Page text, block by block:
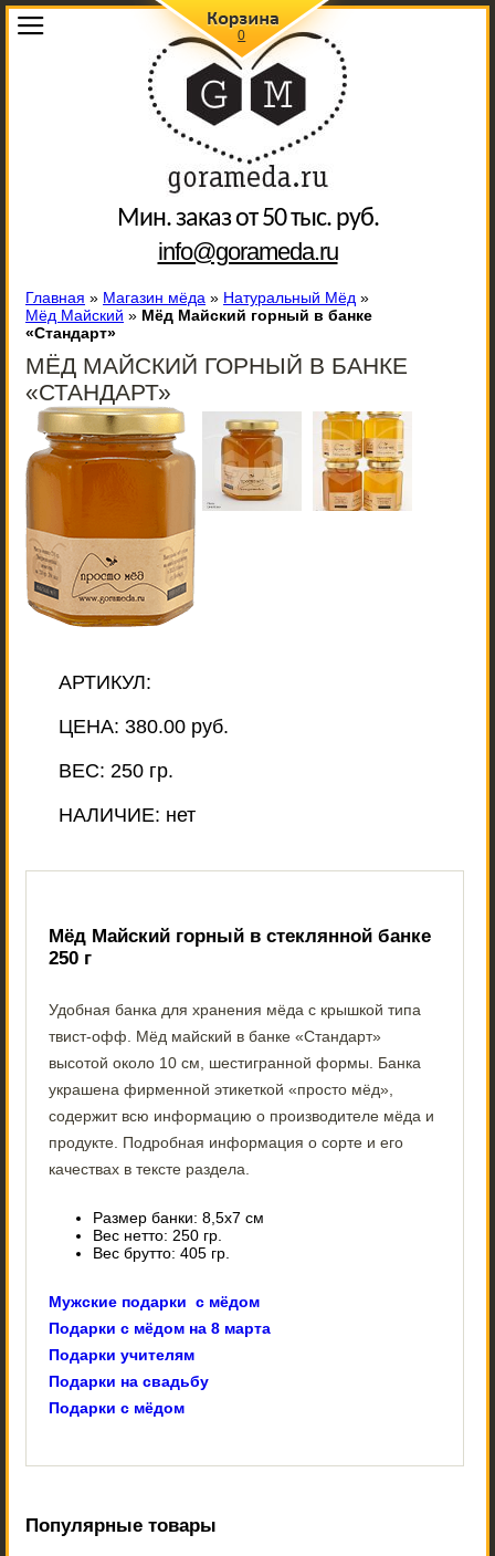
0
Мин. заказ от 50 тыс. руб.
info@gorameda.ru
Главная » Магазин мёда » Натуральный Мёд »
Мёд Майский » Мёд Майский горный в банке
«Стандарт»
МЁД МАЙСКИЙ ГОРНЫЙ В БАНКЕ
«СТАНДАРТ»
АРТИКУЛ:
ЦЕНА: 380.00 руб.
ВЕС: 250 гр.
НАЛИЧИЕ: нет
Мёд Майский горный в стеклянной банке
250 г
Удобная банка для хранения мёда с крышкой типа
твист-офф. Мёд майский в банке «Стандарт»
высотой около 10 см, шестигранной формы. Банка
украшена фирменной этикеткой «просто мёд»,
содержит всю информацию о производителе мёда и
продукте. Подробная информация о сорте и его
качествах в тексте раздела.
Размер банки: 8,5х7 см
Вес нетто: 250 гр.
Вес брутто: 405 гр.
Мужские подарки с мёдом
Подарки с мёдом на 8 марта
Подарки учителям
Подарки на свадьбу
Подарки с мёдом
Популярные товары